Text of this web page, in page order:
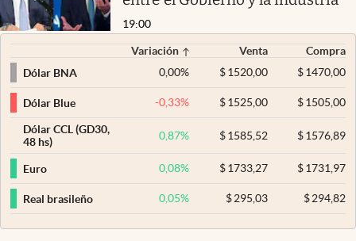
19:00
Variación Venta
Compra
Dólar BNA
0,00% $ 1520,00 $1470,00
Dólar Blue -0,33% $ 1525,00 $1505,00
Dólar CCL (GD30,
48 hs)
0,87% $ 1585,52 $1576,89
Euro 0,08% $ 1733,27 $1731,97
Real brasileño 0,05% $295,03 $294,82